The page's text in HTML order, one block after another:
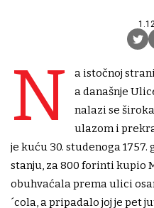
N
a istočnoj
a današnje
nalazi se
ulazom i
je kuću 30. studenoga
stanju, za 800 forinti kupio
obuhvaćala prema ulici
´cola, a pripadalo joj je pet